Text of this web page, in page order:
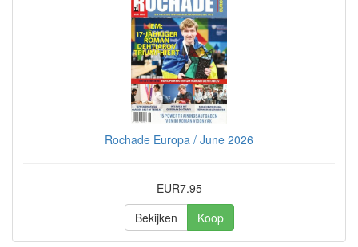
Rochade Europa / June 2026
EUR7.95
Bekijken
Koop